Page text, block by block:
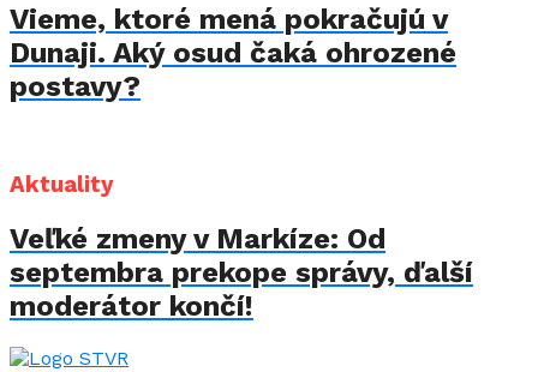
Vieme, ktoré mená pokračujú v
Dunaji. Aký osud čaká ohrozené
postavy?
Aktuality
Veľké zmeny v Markíze: Od
septembra prekope správy, ďalší
moderátor končí!